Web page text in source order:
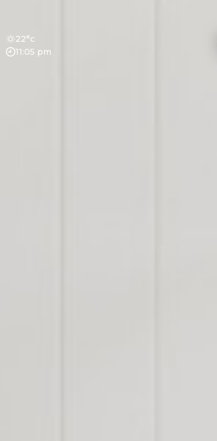
22°c
11:05 pm